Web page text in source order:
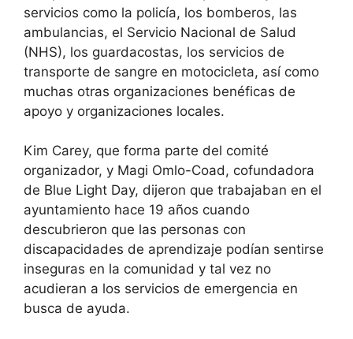
servicios como la policía, los bomberos, las
ambulancias, el Servicio Nacional de Salud
(NHS), los guardacostas, los servicios de
transporte de sangre en motocicleta, así como
muchas otras organizaciones benéficas de
apoyo y organizaciones locales.
Kim Carey, que forma parte del comité
organizador, y Magi Omlo-Coad, cofundadora
de Blue Light Day, dijeron que trabajaban en el
ayuntamiento hace 19 años cuando
descubrieron que las personas con
discapacidades de aprendizaje podían sentirse
inseguras en la comunidad y tal vez no
acudieran a los servicios de emergencia en
busca de ayuda.